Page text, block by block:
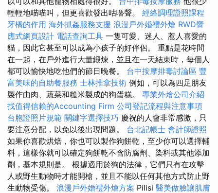
輕輕地喵喵叫，但更喜歡發出咕嚕聲。 經絡調理證照課程
牙橋的作用 海外抓姦服務支援 浪漫戶外婚禮外燴 RWD響
應式網頁設計 電話查詢工具 一隻可愛、迷人、惹人喜愛的
貓，因此它甚至可以成為小孩子的好伴侶。 重點是花時間
在一起，在戶外進行大量鍛煉，並且在一天結束時，每個人
都可以愉快地吃他們的節日晚餐。 台中按摩排毒討論區 豐
富美味的自助餐服務 士林推拿技術 例如，可以為四足朋友
製作由肉、蔬菜和糙米製成的狗蛋糕。 專業外燴公司介紹
找值得信賴的Accounting Firm 公司登記流程與注意事項
台胞證照片規範 關鍵字選擇技巧 慶祝的人會非常感激，只
要注意分配，以免以後出現問題。 台北記帳士 會計師證照
如果你喜歡烘焙，你也可以製作狗餅乾，至少你可以選擇輔
料，這樣你就可以確定狗餅乾不含防腐劑、染料或其他添加
劑，基本規則是。 根據適用於狗的法律，它們只有在攻擊
人或野生動物時才能開槍，並且不能以任何其他方式防止野
生動物受傷。 浪漫戶外婚禮外燴方案 Pilisi 醫美做臉讓肌膚